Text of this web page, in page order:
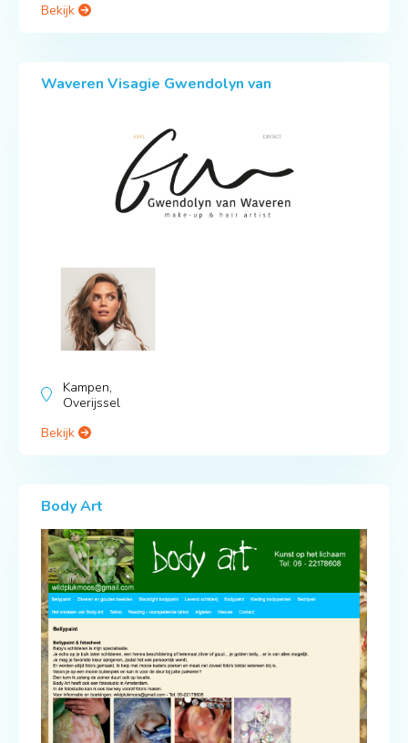
Bekijk
Waveren Visagie Gwendolyn van
Kampen,
Overijssel
Bekijk
Body Art